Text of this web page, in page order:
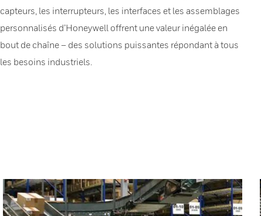
capteurs, les interrupteurs, les interfaces et les assemblages
personnalisés d’Honeywell offrent une valeur inégalée en
bout de chaîne – des solutions puissantes répondant à tous
les besoins industriels.